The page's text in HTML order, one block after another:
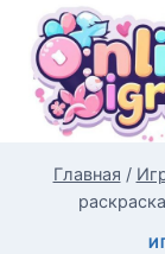
Перейти
содержимому
Главная /